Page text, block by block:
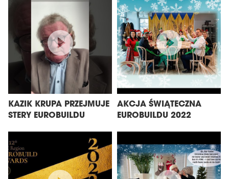
KAZIK KRUPA PRZEJMUJE
STERY EUROBUILDU
AKCJA ŚWIĄTECZNA
EUROBUILDU 2022